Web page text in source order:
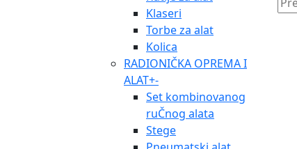
Klaseri
Torbe za alat
Kolica
RADIONIČKA OPREMA I
ALAT+-
Set kombinovanog
ruČnog alata
Stege